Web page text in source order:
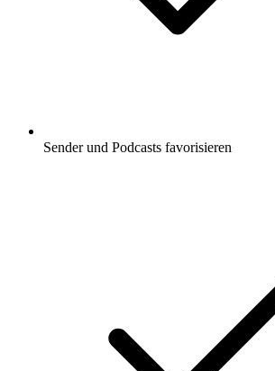
Sender und Podcasts favorisieren